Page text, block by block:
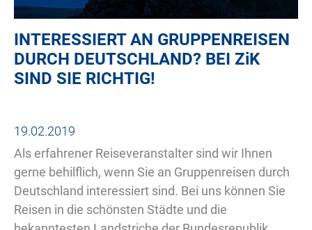
INTERESSIERT AN GRUPPENREISEN
DURCH DEUTSCHLAND? BEI ZiK
SIND SIE RICHTIG!
19.02.2019
Als erfahrener Reiseveranstalter sind wir Ihnen
gerne behilflich, wenn Sie an Gruppenreisen durch
Deutschland interessiert sind. Bei uns können Sie
Reisen in die schönsten Städte und die